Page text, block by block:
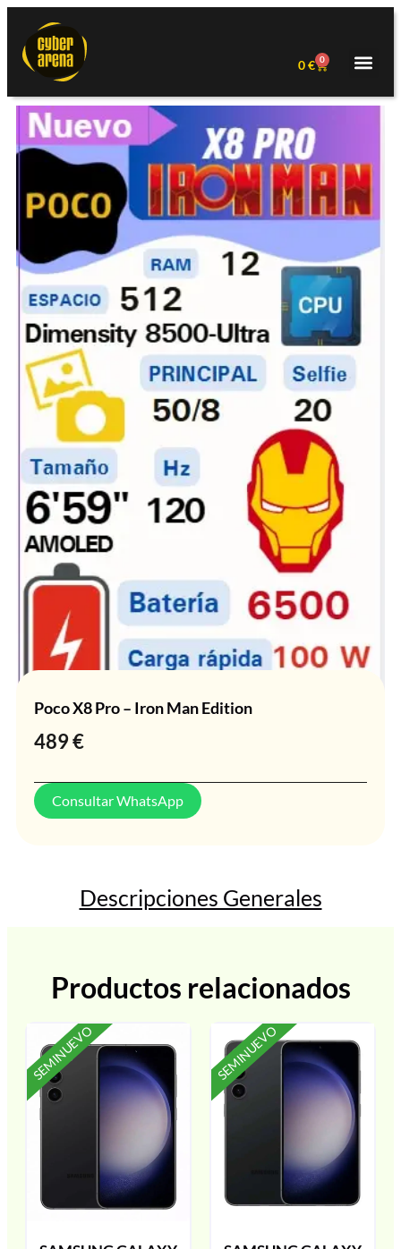
0€ 0
Poco X8 Pro – Iron Man Edition
489€
Consultar WhatsApp
Descripciones Generales
Productos relacionados
SEMINUEVO SEMINUEVO